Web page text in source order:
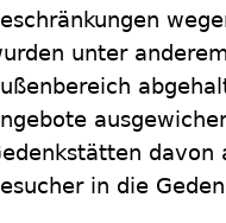
unter
davon
in die